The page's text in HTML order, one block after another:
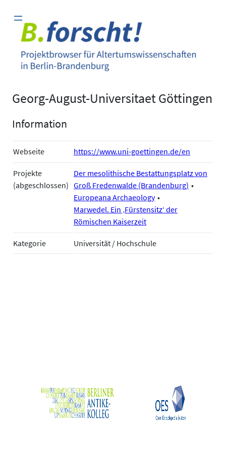
Inhalt
springen
Georg-August-Universitaet Göttingen
Information
Webseite https://www.uni-goettingen.de/en
Projekte
(abgeschlossen)
Der mesolithische Bestattungsplatz von
Groß Fredenwalde (Brandenburg)
Europeana Archaeology
Marwedel. Ein ‚Fürstensitz‘ der
Römischen Kaiserzeit
Kategorie Universität / Hochschule